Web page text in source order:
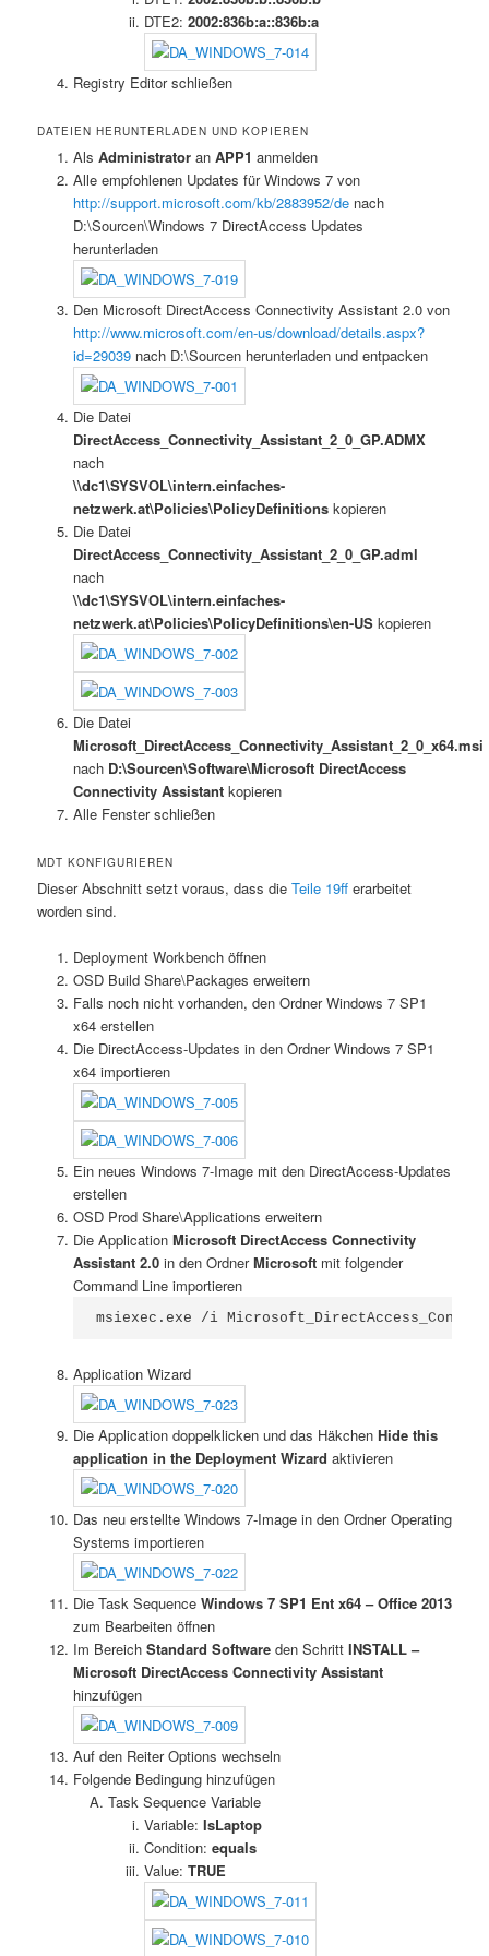
DTE2: 2002:836b:a::836b:a
Registry Editor schließen
DATEIEN HERUNTERLADEN UND KOPIEREN
Als Administratoran APP1 anmelden
Alle empfohlenen Updates für Windows 7 von
http://support.microsoft.com/kb/2883952/denach
D:\Sourcen\Windows 7 DirectAccess Updates
herunterladen
Den Microsoft DirectAccess Connectivity Assistant 2.0 von
http://www.microsoft.com/en-us/download/details.aspx?
id=29039nach D:\Sourcen herunterladen und entpacken
Die Datei
DirectAccess_Connectivity_Assistant_2_0_GP.ADMX
nach
\\dc1\SYSVOL\intern.einfaches-
netzwerk.at\Policies\PolicyDefinitionskopieren
Die Datei
DirectAccess_Connectivity_Assistant_2_0_GP.adml
nach
\\dc1\SYSVOL\intern.einfaches-
netzwerk.at\Policies\PolicyDefinitions\en-USkopieren
Die Datei
Microsoft_DirectAccess_Connectivity_Assistant_2_0_x64.msi
nach D:\Sourcen\Software\Microsoft DirectAccess
Connectivity Assistantkopieren
Alle Fenster schließen
MDT KONFIGURIEREN
Dieser Abschnitt setzt voraus, dass dieTeile 19fferarbeitet
worden sind.
Deployment Workbench öffnen
OSD Build Share\Packages erweitern
Falls noch nicht vorhanden, den Ordner Windows 7 SP1
x64 erstellen
Die DirectAccess-Updates in den Ordner Windows 7 SP1
x64 importieren
Ein neues Windows 7-Image mit den DirectAccess-Updates
erstellen
OSD Prod Share\Applications erweitern
Die Application Microsoft DirectAccess Connectivity
Assistant 2.0in den OrdnerMicrosoft mit folgender
Command Line importieren
msiexec.exe /i
Application Wizard
Die Application doppelklicken und das Häkchen Hide this
application in the Deployment Wizard aktivieren
Das neu erstellte Windows 7-Image in den Ordner Operating
Systems importieren
Die Task Sequence Windows 7 SP1 Ent x64 – Office 2013
zum Bearbeiten öffnen
Im Bereich Standard Softwareden Schritt INSTALL –
Microsoft DirectAccess Connectivity Assistant
hinzufügen
Auf den Reiter Options wechseln
Folgende Bedingung hinzufügen
Task Sequence Variable
Variable: IsLaptop
Condition: equals
Value: TRUE